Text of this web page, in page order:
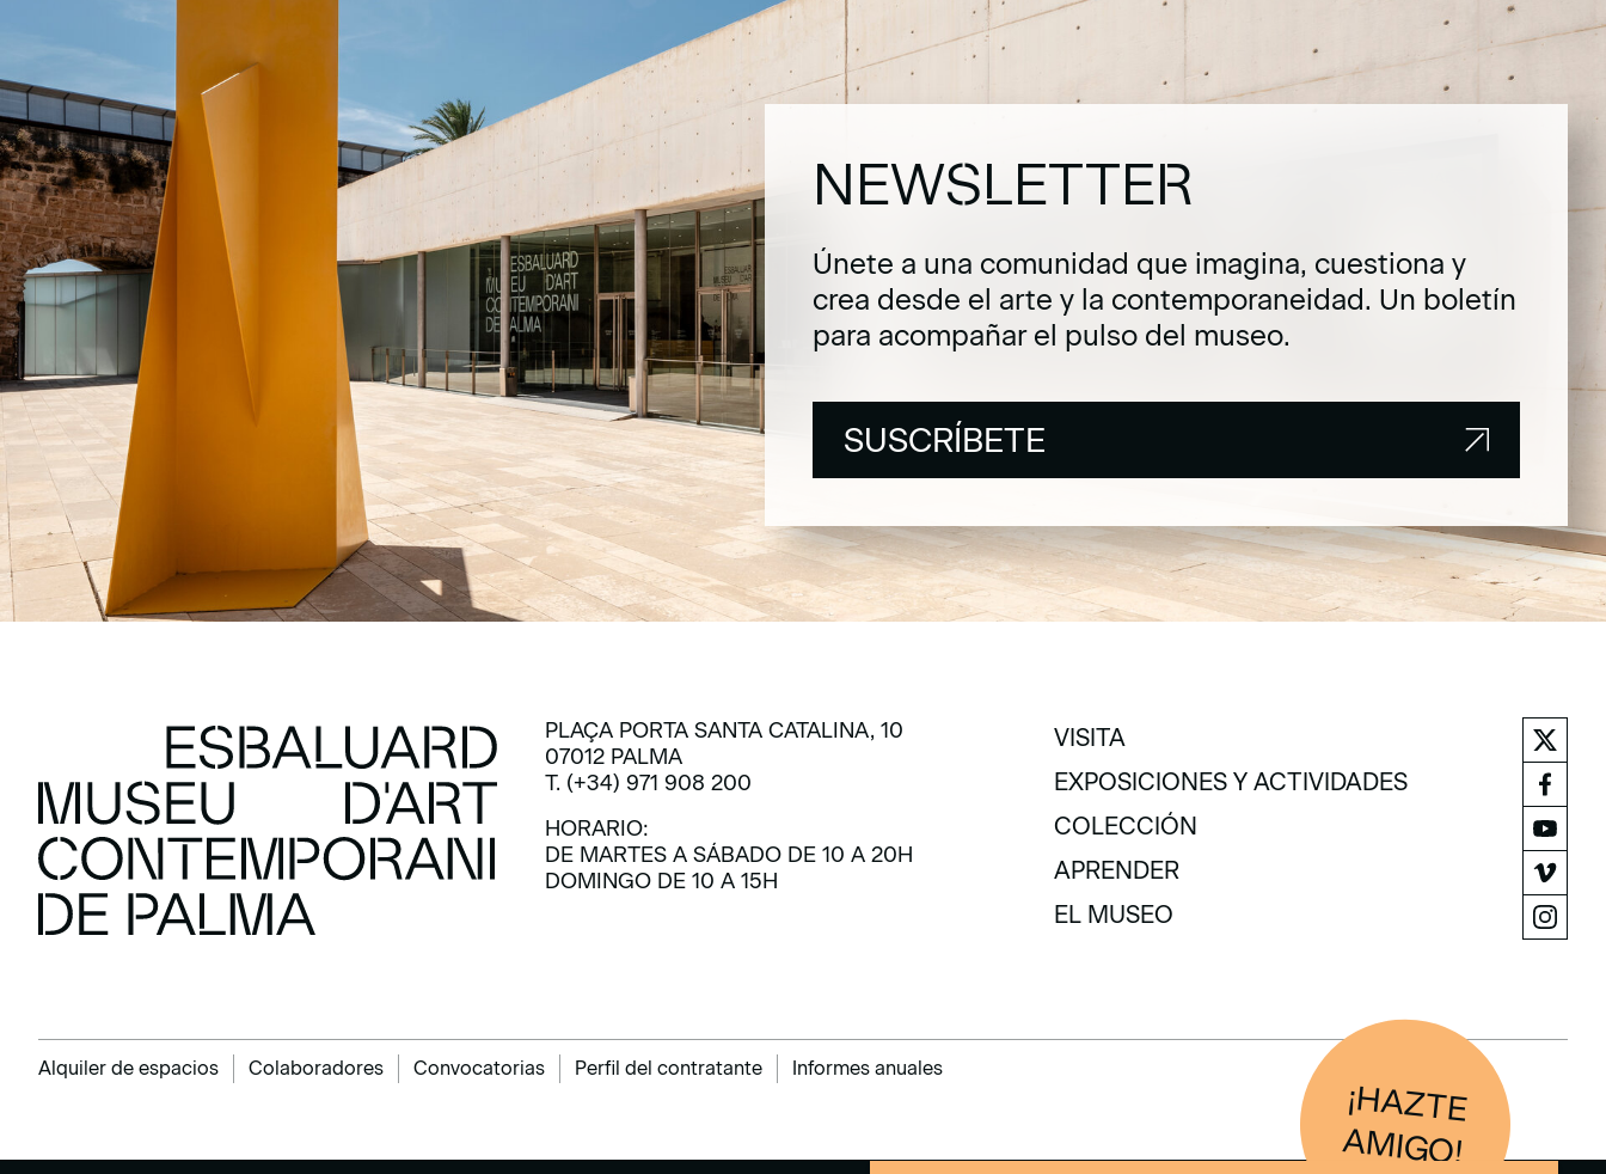
NEWSLETTER
Únete a una comunidad que imagina, cuestiona y
crea desde el arte y la contemporaneidad. Un boletín
para acompañar el pulso del museo.
SUSCRÍBETE
PLAÇA PORTA SANTA CATALINA, 10
07012 PALMA
T. (+34) 971 908 200
HORARIO:
DE MARTES A SÁBADO DE 10 A 20H
DOMINGO DE 10 A 15H
VISITA
VISITA
EXPOSICIONES Y ACTIVIDADES
EXPOSICIONES Y ACTIVIDADES
COLECCIÓN
COLECCIÓN
APRENDER
APRENDER
EL MUSEO
Alquiler de espacios Colaboradores Convocatorias Perfil del contratante Informes anuales
¡H
AZTE
AM
IG
O
!